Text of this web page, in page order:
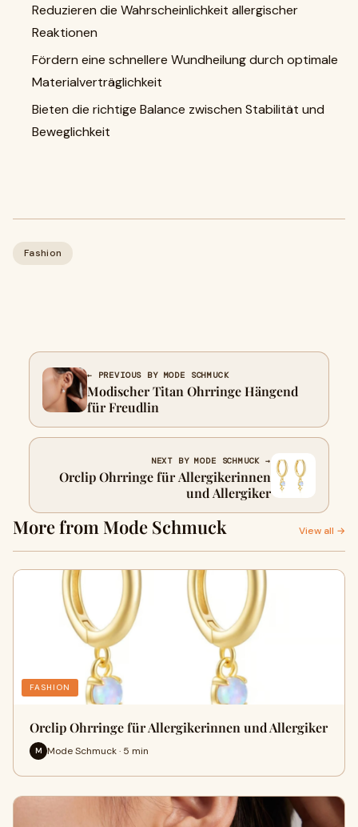
Reduzieren die Wahrscheinlichkeit allergischer
Reaktionen
Fördern eine schnellere Wundheilung durch optimale
Materialverträglichkeit
Bieten die richtige Balance zwischen Stabilität und
Beweglichkeit
Fashion
← PREVIOUS BY MODE SCHMUCK
Modischer Titan Ohrringe Hängend
für Freudlin
NEXT BY MODE SCHMUCK →
Orclip Ohrringe für Allergikerinnen
und Allergiker
More from Mode Schmuck View all →
FASHION
Orclip Ohrringe für Allergikerinnen und Allergiker
M Mode Schmuck · 5 min